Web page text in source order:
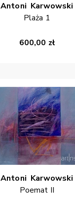
Antoni Karwowski
Plaża 1
600,00 zł
Antoni Karwowski
Poemat II